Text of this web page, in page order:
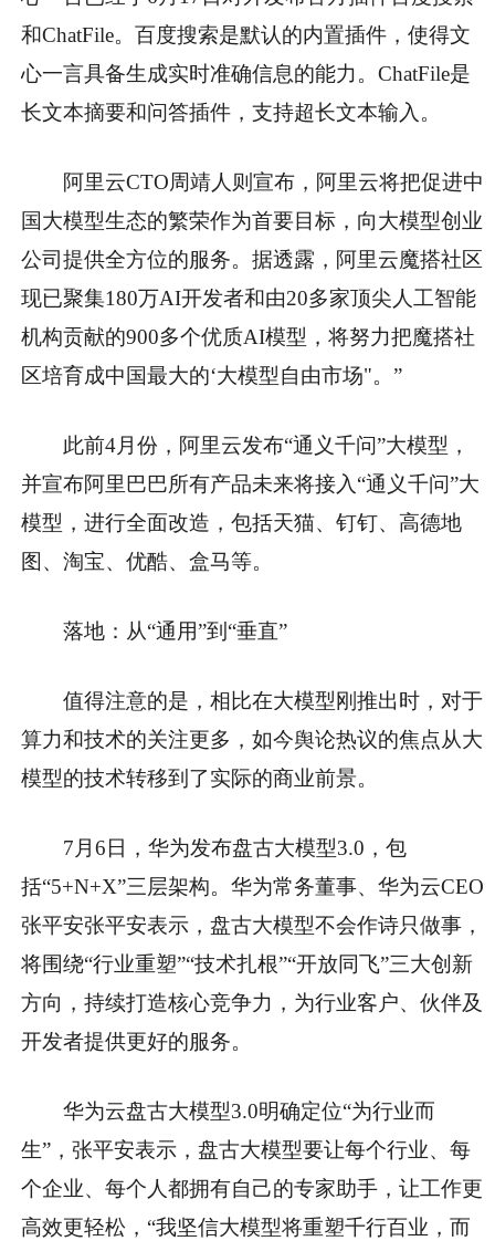
和ChatFile。百度搜索是默认的内置插件，使得文
心一言具备生成实时准确信息的能力。ChatFile是
长文本摘要和问答插件，支持超长文本输入。
阿里云CTO周靖人则宣布，阿里云将把促进中
国大模型生态的繁荣作为首要目标，向大模型创业
公司提供全方位的服务。据透露，阿里云魔搭社区
现已聚集180万AI开发者和由20多家顶尖人工智能
机构贡献的900多个优质AI模型，将努力把魔搭社
区培育成中国最大的‘大模型自由市场"。”
此前4月份，阿里云发布“通义千问”大模型，
并宣布阿里巴巴所有产品未来将接入“通义千问”大
模型，进行全面改造，包括天猫、钉钉、高德地
图、淘宝、优酷、盒马等。
落地：从“通用”到“垂直”
值得注意的是，相比在大模型刚推出时，对于
算力和技术的关注更多，如今舆论热议的焦点从大
模型的技术转移到了实际的商业前景。
7月6日，华为发布盘古大模型3.0，包
括“5+N+X”三层架构。华为常务董事、华为云CEO
张平安张平安表示，盘古大模型不会作诗只做事，
将围绕“行业重塑”“技术扎根”“开放同飞”三大创新
方向，持续打造核心竞争力，为行业客户、伙伴及
开发者提供更好的服务。
华为云盘古大模型3.0明确定位“为行业而
生”，张平安表示，盘古大模型要让每个行业、每
个企业、每个人都拥有自己的专家助手，让工作更
高效更轻松，“我坚信大模型将重塑千行百业，而